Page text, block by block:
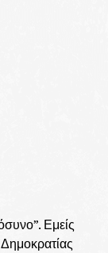
Εμείς